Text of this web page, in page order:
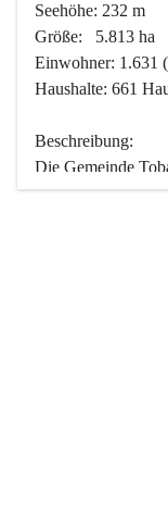
Seehöhe: 232 m
Größe:   5.813 ha
Einwohner: 1.631
Haushalte: 661
Beschreibung:
Die Gemeinde
Deutsch